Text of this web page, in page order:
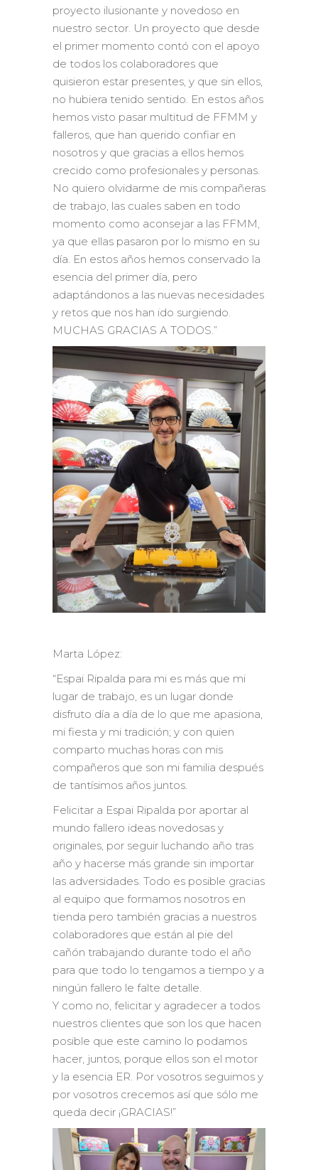
proyecto ilusionante y novedoso en
nuestro sector. Un proyecto que desde
el primer momento contó con el apoyo
de todos los colaboradores que
quisieron estar presentes, y que sin ellos,
no hubiera tenido sentido. En estos años
hemos visto pasar multitud de FFMM y
falleros, que han querido confiar en
nosotros y que gracias a ellos hemos
crecido como profesionales y personas.
No quiero olvidarme de mis compañeras
de trabajo, las cuales saben en todo
momento como aconsejar a las FFMM,
ya que ellas pasaron por lo mismo en su
día. En estos años hemos conservado la
esencia del primer día, pero
adaptándonos a las nuevas necesidades
y retos que nos han ido surgiendo.
MUCHAS GRACIAS A TODOS.”
Marta López:
“Espai Ripalda para mi es más que mi
lugar de trabajo, es un lugar donde
disfruto día a día de lo que me apasiona,
mi fiesta y mi tradición; y con quien
comparto muchas horas con mis
compañeros que son mi familia después
de tantísimos años juntos.
Felicitar a Espai Ripalda por aportar al
mundo fallero ideas novedosas y
originales, por seguir luchando año tras
año y hacerse más grande sin importar
las adversidades. Todo es posible gracias
al equipo que formamos nosotros en
tienda pero también gracias a nuestros
colaboradores que están al pie del
cañón trabajando durante todo el año
para que todo lo tengamos a tiempo y a
ningún fallero le falte detalle.
Y como no, felicitar y agradecer a todos
nuestros clientes que son los que hacen
posible que este camino lo podamos
hacer, juntos, porque ellos son el motor
y la esencia ER. Por vosotros seguimos y
por vosotros crecemos así que sólo me
queda decir ¡GRACIAS!”